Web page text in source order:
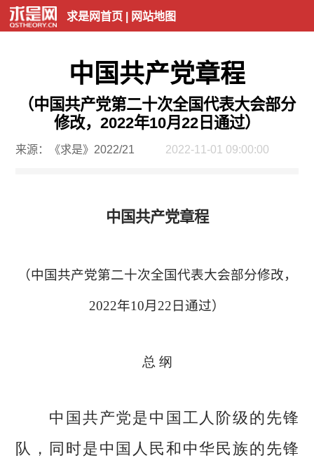
求是网首页| 网站地图
中国共产党章程
（中国共产党第二十次全国代表大会部分
修改，2022年10月22日通过）
来源：《求是》2022/21 2022-11-01 09:00:00
中国共产党章程
（中国共产党第二十次全国代表大会部分修改，
2022年10月22日通过）
总 纲
中国共产党是中国工人阶级的先锋
队，同时是中国人民和中华民族的先锋